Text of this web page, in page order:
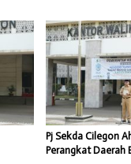
Pj Sekda Cilegon
Perangkat Daerah